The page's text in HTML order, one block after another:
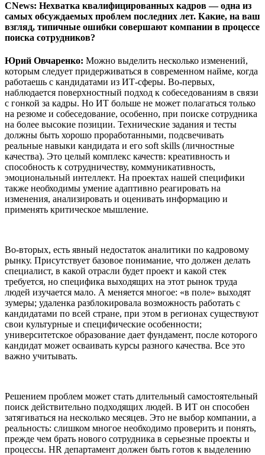
CNews: Нехватка квалифицированных кадров — одна из
самых обсуждаемых проблем последних лет. Какие, на ваш
взгляд, типичные ошибки совершают компании в процессе
поиска сотрудников?
Юрий Овчаренко: Можно выделить несколько изменений,
которым следует придерживаться в современном найме, когда
работаешь с кандидатами из ИТ-сферы. Во-первых,
наблюдается поверхностный подход к собеседованиям в связи
с гонкой за кадры. Но ИТ больше не может полагаться только
на резюме и собеседование, особенно, при поиске сотрудника
на более высокие позиции. Технические задания и тесты
должны быть хорошо проработанными, подсвечивать
реальные навыки кандидата и его soft skills (личностные
качества). Это целый комплекс качеств: креативность и
способность к сотрудничеству, коммуникативность,
эмоциональный интеллект. На проектах нашей специфики
также необходимы умение адаптивно реагировать на
изменения, анализировать и оценивать информацию и
применять критическое мышление.
Во-вторых, есть явный недостаток аналитики по кадровому
рынку. Присутствует базовое понимание, что должен делать
специалист, в какой отрасли будет проект и какой стек
требуется, но специфика выходящих на этот рынок труда
людей изучается мало. А меняется многое: «в поле» выходят
зумеры; удаленка разблокировала возможность работать с
кандидатами по всей стране, при этом в регионах существуют
свои культурные и специфические особенности;
университетское образование дает фундамент, после которого
кандидат может осваивать курсы разного качества. Все это
важно учитывать.
Решением проблем может стать длительный самостоятельный
поиск действительно подходящих людей. В ИТ он способен
затягиваться на несколько месяцев. Это не выбор компании, а
реальность: слишком многое необходимо проверить и понять,
прежде чем брать нового сотрудника в серьезные проекты и
процессы. HR департамент должен быть готов к выделению